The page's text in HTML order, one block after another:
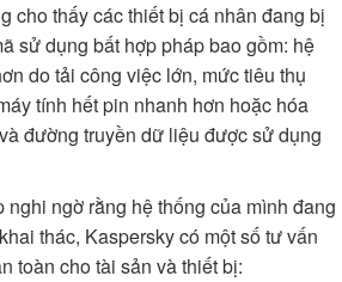
cho thấy các thiết bị cá nhân đang bị
sử dụng bất hợp pháp bao gồm: hệ
do tải công việc lớn, mức tiêu thụ
tính hết pin nhanh hơn hoặc hóa
đường truyền dữ liệu được sử dụng
ngờ rằng hệ thống của mình đang
thác, Kaspersky có một số tư vấn
toàn cho tài sản và thiết bị: